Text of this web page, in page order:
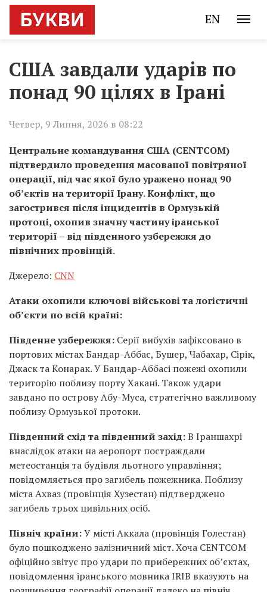
EN
США завдали ударів по
понад 90 цілях в Ірані
Четвер, 9 Липня, 2026 в 08:22
Центральне командування США (CENTCOM)
підтвердило проведення масованої повітряної
операції, під час якої було уражено понад 90
об’єктів на території Ірану. Конфлікт, що
загострився після інцидентів в Ормузькій
протоці, охопив значну частину іранської
території – від південного узбережжя до
північних провінцій.
Джерело: CNN
Атаки охопили ключові військові та логістичні
об’єкти по всій країні:
Південне узбережжя: Серії вибухів зафіксовано в
портових містах Бандар-Аббас, Бушер, Чабахар, Сірік,
Джаск та Конарак. У Бандар-Аббасі пожежі охопили
територію поблизу порту Хакані. Також удари
завдано по острову Абу-Муса, стратегічно важливому
поблизу Ормузької протоки.
Південний схід та південний захід:В Іраншахрі
внаслідок атаки на аеропорт постраждали
метеостанція та будівля льотного управління;
повідомляється про загибель пожежника. Поблизу
міста Ахваз (провінція Хузестан) підтверджено
загибель трьох цивільних осіб.
Північ країни:У місті Аккала (провінція Голестан)
було пошкоджено залізничний міст. Хоча CENTCOM
офіційно звітує про удари по прибережних об’єктах,
повідомлення іранського мовника IRIB вказують на